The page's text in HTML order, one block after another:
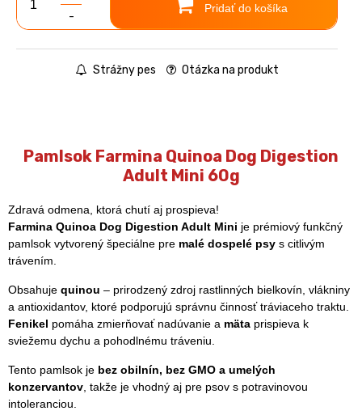
-
Pridať do košíka
Strážny pes Otázka na produkt
Pamlsok Farmina Quinoa Dog Digestion
Adult Mini 60g
Zdravá odmena, ktorá chutí aj prospieva!
Farmina Quinoa Dog Digestion Adult Mini je prémiový funkčný
pamlsok vytvorený špeciálne pre malé dospelé psy s citlivým
trávením.
Obsahuje quinou – prirodzený zdroj rastlinných bielkovín, vlákniny
a antioxidantov, ktoré podporujú správnu činnosť tráviaceho traktu.
Fenikel pomáha zmierňovať nadúvanie a mäta prispieva k
sviežemu dychu a pohodlnému tráveniu.
Tento pamlsok je bez obilnín, bez GMO a umelých
konzervantov , takže je vhodný aj pre psov s potravinovou
intoleranciou.